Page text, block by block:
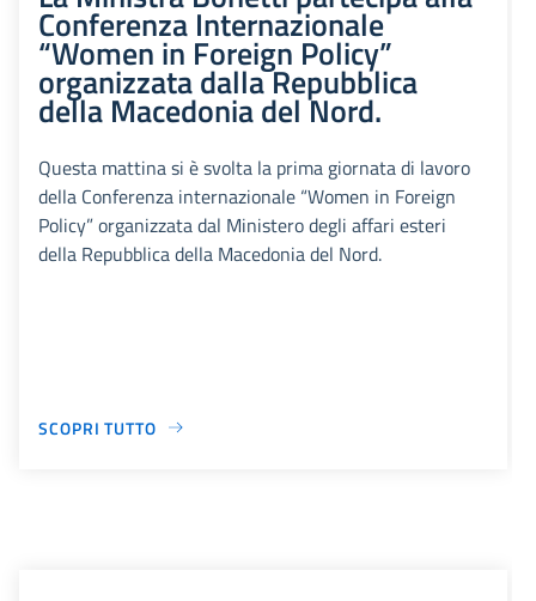
Conferenza Internazionale
“Women in Foreign Policy”
organizzata dalla Repubblica
della Macedonia del Nord.
Questa mattina si è svolta la prima giornata di lavoro
della Conferenza internazionale “Women in Foreign
Policy” organizzata dal Ministero degli affari esteri
della Repubblica della Macedonia del Nord.
SCOPRI TUTTO